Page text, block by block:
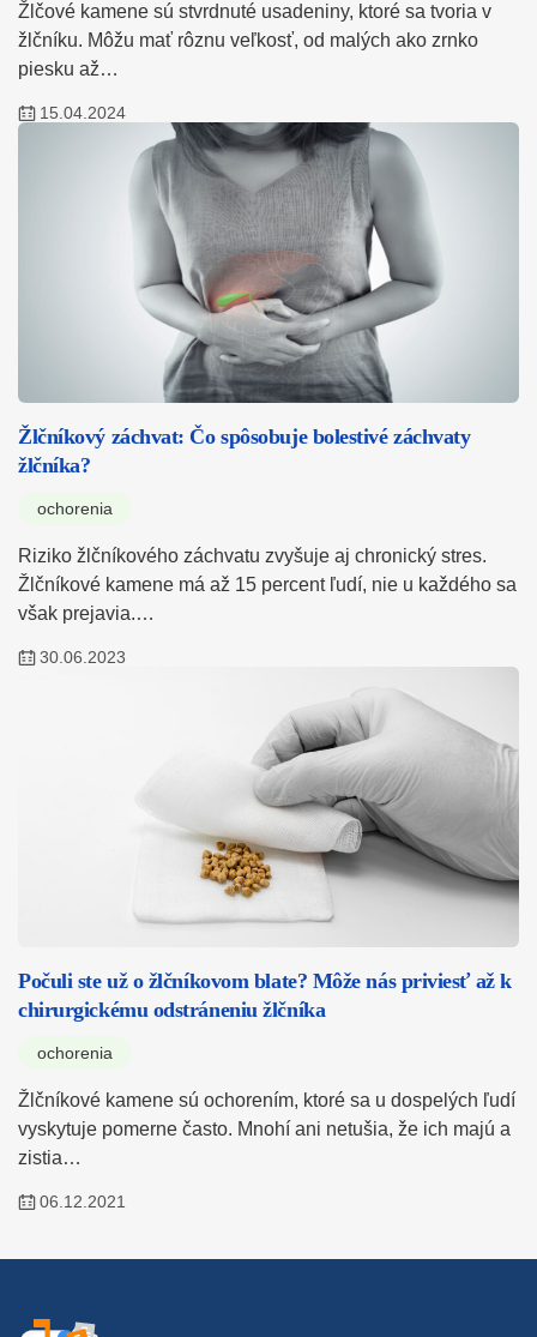
Žlčové kamene sú stvrdnuté usadeniny, ktoré sa tvoria v
žlčníku. Môžu mať rôznu veľkosť, od malých ako zrnko
piesku až…
15.04.2024
Žlčníkový záchvat: Čo spôsobuje bolestivé záchvaty
žlčníka?
ochorenia
Riziko žlčníkového záchvatu zvyšuje aj chronický stres.
Žlčníkové kamene má až 15 percent ľudí, nie u každého sa
však prejavia.…
30.06.2023
Počuli ste už o žlčníkovom blate? Môže nás priviesť až k
chirurgickému odstráneniu žlčníka
ochorenia
Žlčníkové kamene sú ochorením, ktoré sa u dospelých ľudí
vyskytuje pomerne často. Mnohí ani netušia, že ich majú a
zistia…
06.12.2021